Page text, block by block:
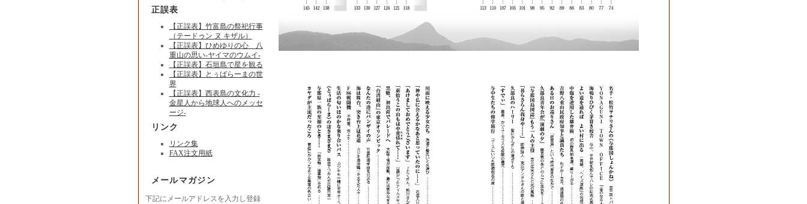
正誤表
【正誤表】竹富島の祭祀行事
（テードゥン ヌ キザル）
【正誤表】ひめゆりの心 八
重山の思い-ヤイマのウムイ-
【正誤表】石垣島で星を観る
【正誤表】とぅばらーまの世
界
【正誤表】西表島の文化力 -
金星人から地球人へのメッセ
ージ-
リンク
リンク集
FAX注文用紙
メールマガジン
下記にメールアドレスを入力し登録